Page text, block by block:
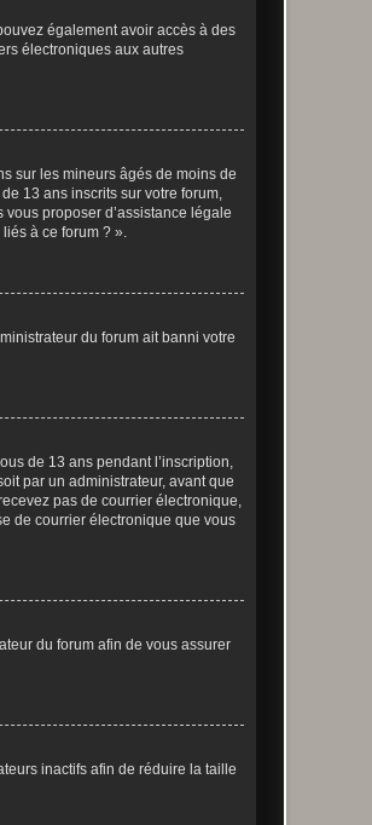
également avoir accès à des
électroniques aux autres
sur les mineurs âgés de moins de
13 ans inscrits sur votre forum,
proposer d’assistance légale
à ce forum ? ».
du forum ait banni votre
de 13 ans pendant l’inscription,
par un administrateur, avant que
pas de courrier électronique,
de courrier électronique que vous
du forum afin de vous assurer
inactifs afin de réduire la taille